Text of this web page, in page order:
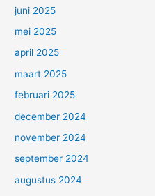
juni 2025
mei 2025
april 2025
maart 2025
februari 2025
december 2024
november 2024
september 2024
augustus 2024